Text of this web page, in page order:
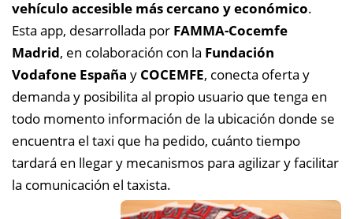
vehículo accesible más cercano y económico.
Esta app, desarrollada por FAMMA-Cocemfe
Madrid, en colaboración con la Fundación
Vodafone España y COCEMFE, conecta oferta y
demanda y posibilita al propio usuario que tenga en
todo momento información de la ubicación donde se
encuentra el taxi que ha pedido, cuánto tiempo
tardará en llegar y mecanismos para agilizar y facilitar
la comunicación el taxista.